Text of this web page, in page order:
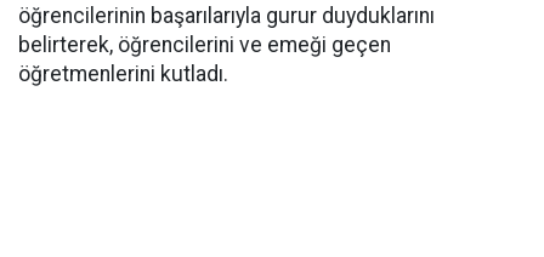
öğrencilerinin başarılarıyla gurur duyduklarını
belirterek, öğrencilerini ve emeği geçen
öğretmenlerini kutladı.